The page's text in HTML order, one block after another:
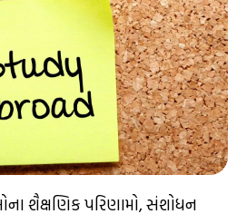
શૈક્ષણિક પરિણામો, સંશોધન